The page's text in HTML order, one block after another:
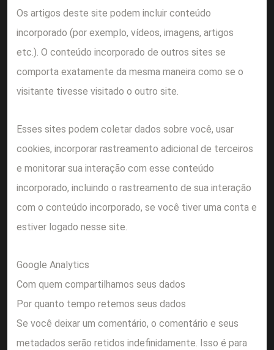
Os artigos deste site podem incluir conteúdo
incorporado (por exemplo, vídeos, imagens, artigos
etc.). O conteúdo incorporado de outros sites se
comporta exatamente da mesma maneira como se o
visitante tivesse visitado o outro site.
Esses sites podem coletar dados sobre você, usar
cookies, incorporar rastreamento adicional de terceiros
e monitorar sua interação com esse conteúdo
incorporado, incluindo o rastreamento de sua interação
com o conteúdo incorporado, se você tiver uma conta e
estiver logado nesse site.
Google Analytics
Com quem compartilhamos seus dados
Por quanto tempo retemos seus dados
Se você deixar um comentário, o comentário e seus
metadados serão retidos indefinidamente. Isso é para